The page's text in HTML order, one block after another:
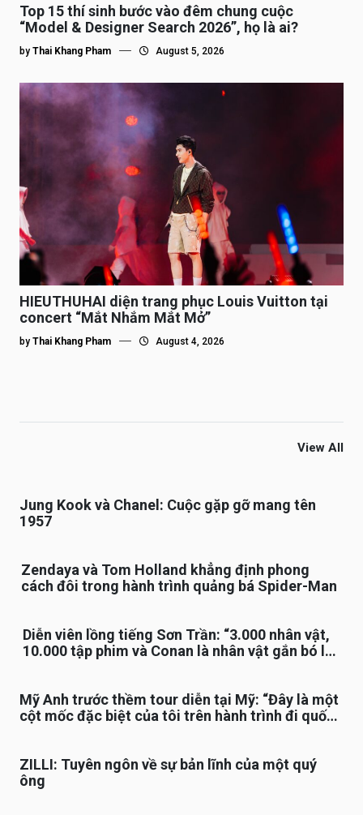
Top 15 thí sinh bước vào đêm chung cuộc
“Model & Designer Search 2026”, họ là ai?
by Thai Khang Pham August 5, 2026
HIEUTHUHAI diện trang phục Louis Vuitton tại
concert “Mắt Nhắm Mắt Mở”
by Thai Khang Pham August 4, 2026
View All
Jung Kook và Chanel: Cuộc gặp gỡ mang tên
1957
Zendaya và Tom Holland khẳng định phong
cách đôi trong hành trình quảng bá Spider-Man
Diễn viên lồng tiếng Sơn Trần: “3.000 nhân vật,
10.000 tập phim và Conan là nhân vật gắn bó lâu
Mỹ Anh trước thềm tour diễn tại Mỹ: “Đây là một
cột mốc đặc biệt của tôi trên hành trình đi quốc
ZILLI: Tuyên ngôn về sự bản lĩnh của một quý
ông